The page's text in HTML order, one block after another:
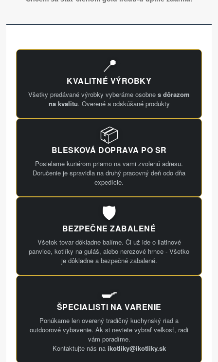
📍
KVALITNÉ VÝROBKY
Všetky predávané výrobky vyberáme osobne s dôrazom
na kvalitu. Overené a odskúšané produkty
📦
BLESKOVÁ DOPRAVA PO SR
Posielame kuriérom priamo na vami zvolenú adresu.
Doručenie je spravidla na druhý pracovný deň odo dňa
expedície.
🛡️
BEZPEČNE ZABALENÉ
Všetok tovar dôkladne balíme. Či už ide o liatinové
panvice, kotlíky na guláš, alebo nerezové hrnce - Všetko
je dôkladne a bezpečné zabalené.
🍳
ŠPECIALISTI NA VARENIE
Ponúkame len overený tradičný kuchynský riad a
outdoorové vybavenie. Ak si neviete vybrať veľkosť, radi
vám poradíme.
Kontaktujte nás na ikotliky@ikotliky.sk